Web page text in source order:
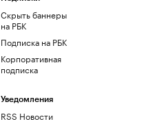
Скрыть баннеры
на РБК
Подписка на РБК
Корпоративная
подписка
Уведомления
RSS Новости